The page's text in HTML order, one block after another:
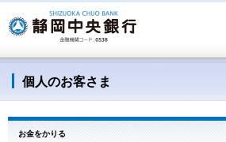
個人のお客さま
お金をかりる